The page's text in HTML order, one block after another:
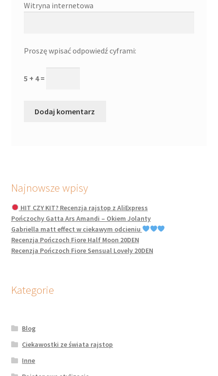
Witryna internetowa
Proszę wpisać odpowiedź cyframi:
5 + 4 =
Najnowsze wpisy
HIT CZY KIT? Recenzja rajstop z AliExpress
Pończochy Gatta Ars Amandi – Okiem Jolanty
Gabriella matt effect w ciekawym odcieniu
Recenzja Pończoch Fiore Half Moon 20DEN
Recenzja Pończoch Fiore Sensual Lovely 20DEN
Kategorie
Blog
Ciekawostki ze świata rajstop
Inne